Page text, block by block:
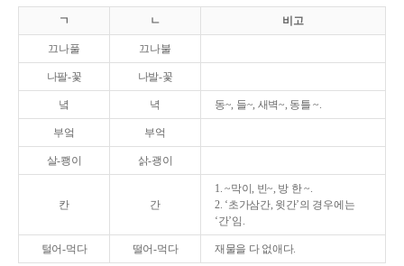
ㄱ ㄴ 비고
끄나풀 끄나불
나팔-꽃 나발-꽃
녘 녁 동~, 들~, 새벽~, 동틀 ~.
부엌 부억
살-쾡이 삵-괭이
칸 간
1. ~막이, 빈~, 방 한 ~.
2. ‘초가삼간, 윗간’의 경우에는
‘간’임.
털어-먹다 떨어-먹다 재물을 다 없애다.